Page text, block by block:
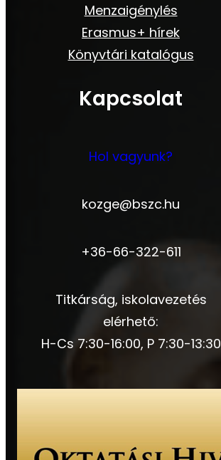
Menzaigénylés
Erasmus+ hírek
Könyvtári katalógus
Kapcsolat
Hol vagyunk?
kozge@bszc.hu
+36-66-322-611
Titkárság, iskolavezetés
elérhető:
H-Cs 7:30-16:00, P 7:30-13:30